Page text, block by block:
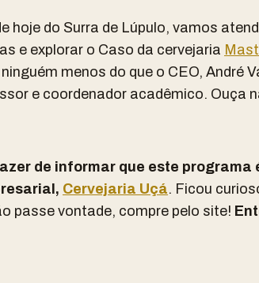
hoje do Surra de Lúpulo, vamos
e explorar o Caso da cervejaria
menos do que o CEO, André
e coordenador acadêmico. Ouça
de informar que este programa
Cervejaria Uçá. Ficou
passe vontade, compre pelo site!